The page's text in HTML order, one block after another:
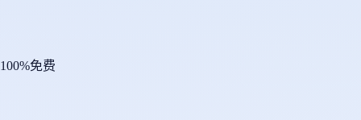
100%免费